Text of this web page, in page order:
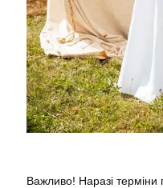
Важливо! Наразі